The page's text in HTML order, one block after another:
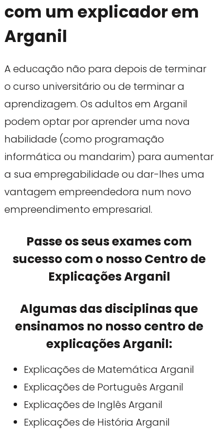
com um explicador em
Arganil
A educação não para depois de terminar
o curso universitário ou de terminar a
aprendizagem. Os adultos em Arganil
podem optar por aprender uma nova
habilidade (como programação
informática ou mandarim) para aumentar
a sua empregabilidade ou dar-lhes uma
vantagem empreendedora num novo
empreendimento empresarial.
Passe os seus exames com
sucesso com o nosso Centro de
Explicações Arganil
Algumas das disciplinas que
ensinamos no nosso centro de
explicações Arganil:
Explicações de Matemática Arganil
Explicações de Português Arganil
Explicações de Inglês Arganil
Explicações de História Arganil